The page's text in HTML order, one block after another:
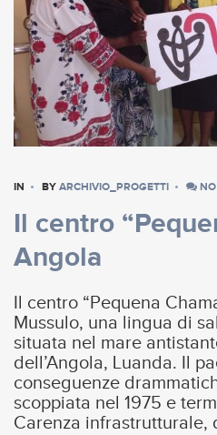
IN BY ARCHIVIO_PROGETTI
Il centro
Angola
Il centro “Pequena
Mussulo, una lingua di
situata nel mare
dell’Angola, Luanda. Il
conseguenze
scoppiata nel 1975 e
Carenza infrastrutturale,